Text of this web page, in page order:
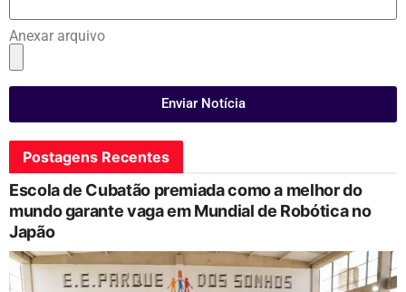
Anexar arquivo
Enviar Notícia
Postagens Recentes
Escola de Cubatão premiada como a melhor do
mundo garante vaga em Mundial de Robótica no
Japão